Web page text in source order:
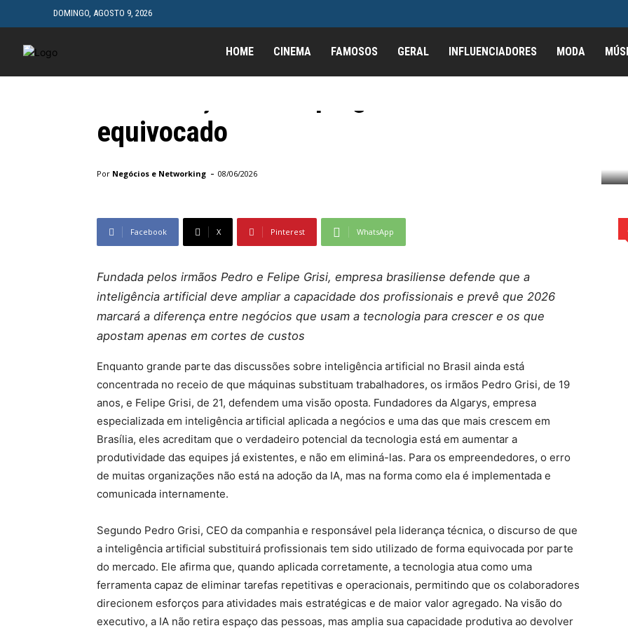
DOMINGO, AGOSTO 9, 2026
HOME CINEMA FAMOSOS GERAL INFLUENCIADORES MODA
Algarys aposta na valorização de equipes
e afirma que debate sobre IA e
equivocado
Por Negócios e Networking - 08/06/2026
Facebook X Pinterest WhatsApp
Fundada pelos irmãos Pedro e Felipe Grisi, empresa brasiliense defende que a
inteligência artificial deve ampliar a capacidade dos profissionais e prevê que 2026
marcará a diferença entre negócios que usam a tecnologia para crescer e os que
apostam apenas em cortes de custos
Enquanto grande parte das discussões sobre inteligência artificial no Brasil ainda está
concentrada no receio de que máquinas substituam trabalhadores, os irmãos Pedro Grisi, de 19
anos, e Felipe Grisi, de 21, defendem uma visão oposta. Fundadores da Algarys, empresa
especializada em inteligência artificial aplicada a negócios e uma das que mais crescem em
Brasília, eles acreditam que o verdadeiro potencial da tecnologia está em aumentar a
produtividade das equipes já existentes, e não em eliminá-las. Para os empreendedores, o erro
de muitas organizações não está na adoção da IA, mas na forma como ela é implementada e
comunicada internamente.
Segundo Pedro Grisi, CEO da companhia e responsável pela liderança técnica, o discurso de que
a inteligência artificial substituirá profissionais tem sido utilizado de forma equivocada por parte
do mercado. Ele afirma que, quando aplicada corretamente, a tecnologia atua como uma
ferramenta capaz de eliminar tarefas repetitivas e operacionais, permitindo que os colaboradores
direcionem esforços para atividades mais estratégicas e de maior valor agregado. Na visão do
executivo, a IA não retira espaço das pessoas, mas amplia sua capacidade produtiva ao devolver